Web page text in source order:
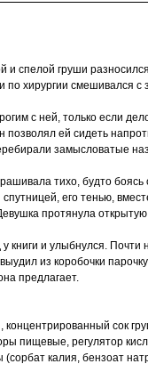
и спелой груши
по хирургии смешивался с
с ней, только если
позволял ей сидеть
замысловатые
тихо, будто боясь
его тенью,
протянула открытую
книги и улыбнулся. Почти
из коробочки
предлагает.
концентрированный сок
пищевые, регулятор
(сорбат калия, бензоат